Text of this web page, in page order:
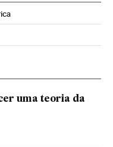
uma teoria da